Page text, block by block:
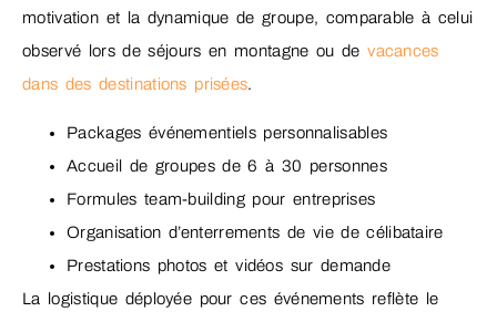
motivation et la dynamique de groupe, comparable à celui
observé lors de séjours en montagne ou devacances
dans des destinations prisées.
Packages événementiels personnalisables
Accueil de groupes de 6 à 30 personnes
Formules team-building pour entreprises
Organisation d’enterrements de vie de célibataire
Prestations photos et vidéos sur demande
La logistique déployée pour ces événements reflète le